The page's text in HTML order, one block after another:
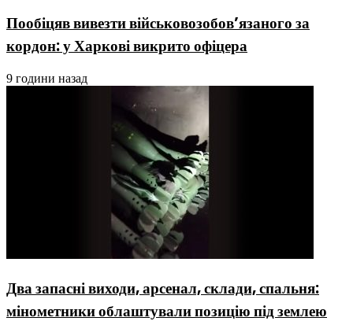
Пообіцяв вивезти військовозобов’язаного за
кордон: у Харкові викрито офіцера
9 години назад
Два запасні виходи, арсенал, склади, спальня:
мінометники облаштували позицію під землею